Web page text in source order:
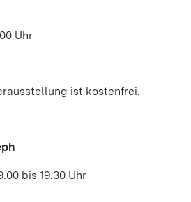
Uhr
ist kostenfrei.
bis 19.30 Uhr